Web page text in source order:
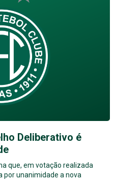
Deliberativo é
que, em votação realizada
por unanimidade a nova